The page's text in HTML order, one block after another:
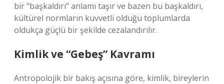
bir “başkaldırı” anlamı taşır ve bazen bu başkaldırı,
kültürel normların kuvvetli olduğu toplumlarda
oldukça güçlü bir şekilde cezalandırılır.
Kimlik ve “Gebeş” Kavramı
Antropolojik bir bakış açısına göre, kimlik, bireylerin